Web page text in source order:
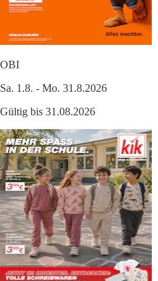
OBI
Sa. 1.8. - Mo. 31.8.2026
Gültig bis 31.08.2026